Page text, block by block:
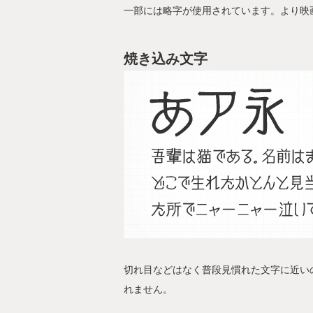
一部には略字が使用されています。より
焼き込み文字
切れ目などはなく普段見慣れた文字に近
れません。